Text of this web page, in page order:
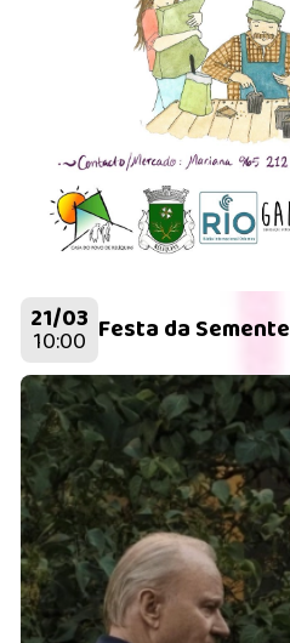
21/03
10:00 Festa da Semente